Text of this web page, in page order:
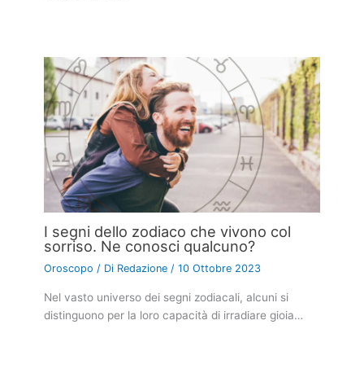
I segni dello zodiaco che vivono col
sorriso. Ne conosci qualcuno?
Oroscopo / Di Redazione/10 Ottobre 2023
Nel vasto universo dei segni zodiacali, alcuni si
distinguono per la loro capacità di irradiare gioia…